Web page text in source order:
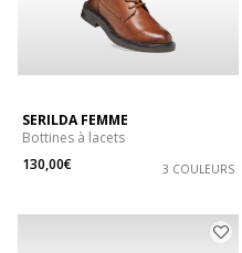
SERILDA FEMME
Bottines à lacets
130,00€
3 COULEURS